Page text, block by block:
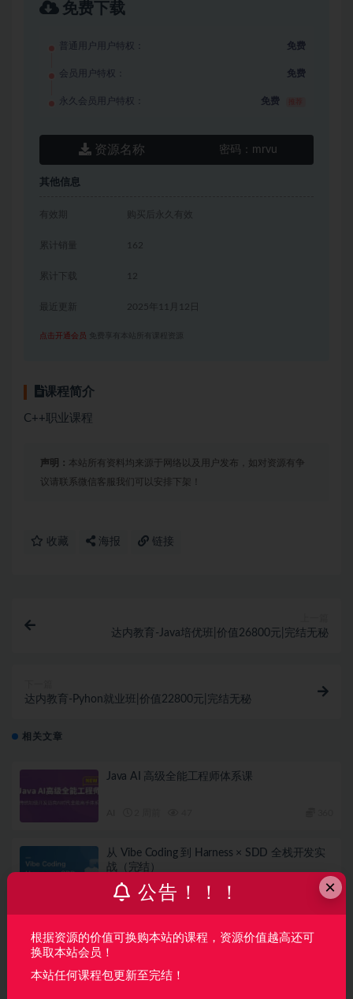
免费下载
普通用户用户特权： 免费
会员用户特权： 免费
永久会员用户特权： 免费
资源名称 密码： mrvu
其他信息
有效期 购买后永久有效
累计销量 162
累计下载 12
2025年11月12日
点击开通会员 免费享有本站所有课程资源
课程简介
C++职业课程
声明： 本站所有资料均来源于网络以及用户发布，如对资源有争
议请联系微信客服我们可以安排下架！
收藏 海报 链接
达内教育-Java培优班|价值26800元|完结无秘
达内教育-Pyhon就业班|价值22800元|完结无秘
相关文章
Java AI 高级全能工程师体系课
从 Vibe Coding 到 Harness × SDD 全栈开发实
战（完结）
1 月前 55 79
Java+AI全栈开发工程师（完结）
×
公告！！！
根据资源的价值可换购本站的课程，资源价值越高还可
换取本站会员！
本站任何课程包更新至完结！